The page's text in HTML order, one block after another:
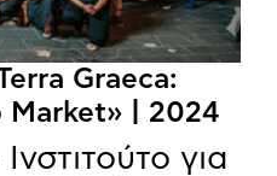
Graeca:
Market» | 2024
για